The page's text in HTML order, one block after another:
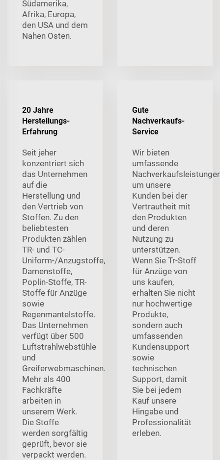
Südamerika,
Afrika, Europa,
den USA und dem
Nahen Osten.
20 Jahre
Herstellungs-
Erfahrung
Seit jeher
konzentriert sich
das Unternehmen
auf die
Herstellung und
den Vertrieb von
Stoffen. Zu den
beliebtesten
Produkten zählen
TR- und TC-
Uniform-/Anzugstoffe,
Damenstoffe,
Poplin-Stoffe, TR-
Stoffe für Anzüge
sowie
Regenmantelstoffe.
Das Unternehmen
verfügt über 500
Luftstrahlwebstühle
und
Greiferwebmaschinen.
Mehr als 400
Fachkräfte
arbeiten in
unserem Werk.
Die Stoffe
werden sorgfältig
geprüft, bevor sie
verpackt werden.
Gute
Nachverkaufs-
Service
Wir bieten
umfassende
um unsere
Kunden bei der
Vertrautheit mit
den Produkten
und deren
Nutzung zu
unterstützen.
Wenn Sie Tr-Stoff
für Anzüge von
uns kaufen,
erhalten Sie nicht
nur hochwertige
Produkte,
sondern auch
umfassenden
Kundensupport
sowie
technischen
Support, damit
Sie bei jedem
Kauf unsere
Hingabe und
Professionalität
erleben.